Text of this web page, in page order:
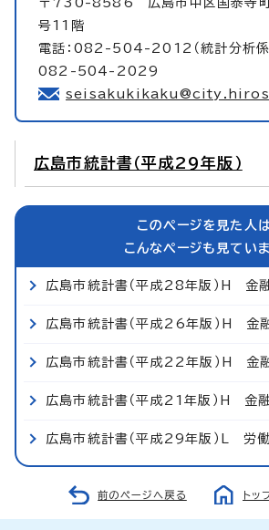
号11階
電話：082-504-2012（統計分析係
082-504-2029
広島市統計書（平成29年版）
このページを見た人
こんなページも見てい
広島市統計書（平成28年版）H 金
広島市統計書（平成26年版）H 金
広島市統計書（平成22年版）H 金
広島市統計書（平成21年版）H 金
広島市統計書（平成29年版）L 労
前のページへ戻る トッ